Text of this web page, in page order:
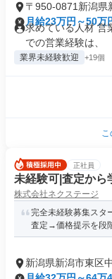
〒950-0871新潟県
月給23万円～50万
求めている人材 営
での営業経験は、
業界未経験歓迎 +19個
こ
正社員
未経験可|査定から
株式会社ネクステージ
完全未経験募集スタ
査定→価格提示を段
新潟県新潟市東区